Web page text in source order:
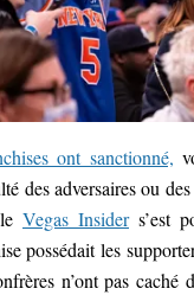
ont sanctionné,
des adversaires ou
Vegas Insiders’est
possédait les
n’ont pas caché